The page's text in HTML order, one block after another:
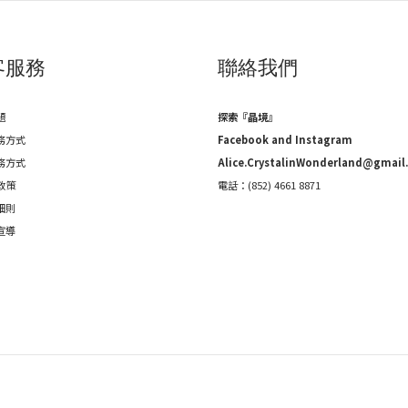
務
方式
方式
策
則
導
聯絡我們
探索『晶境』
Facebook and Instagram
電話：(852) 4661 8871